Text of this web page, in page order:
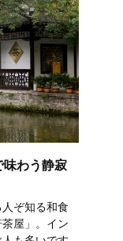
味わう静寂
ぞ知る和食
屋」。イン